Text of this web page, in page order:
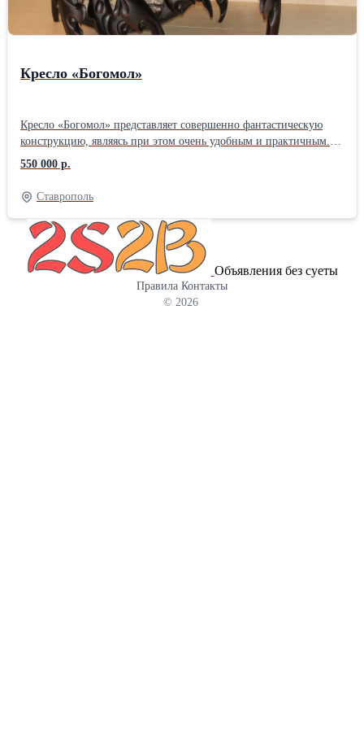
Кресло «Богомол»
Кресло «Богомол» представляет совершенно фантастическую
конструкцию, являясь при этом очень удобным и практичным.
Оно вполне соответствует своему названию и по форме
напоминает это насекомое. Благодаря умелым рукам мастера,
каждая деталь, выполненная из тонированного ясеня,
представляет часть произведения искусства. А в целом, кресло
является настоящим шедевром, который внесет в интерьер нотки
изящества и великолепия. Сиденье и спинка покрыты кожей и
мехом енотовидной собаки.
550 000 р.
Ставрополь
Объявления без суеты
Правила Контакты
© 2026